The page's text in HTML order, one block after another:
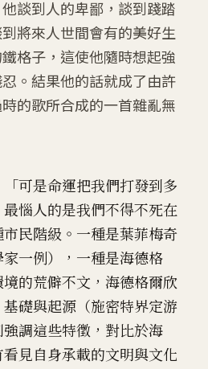
談到人的卑鄙，談到踐踏
將來人世間會有的美好生
格子，這使他隨時想起強
。結果他的話就成了由許
的歌所合成的一首雜亂無
可是命運把我們打發到多
惱人的是我們不得不死在
民階級。一種是葉菲梅奇
家一例），一種是海德格
的荒僻不文，海德格爾欣
礎與起源（施密特界定游
調這些特徵，對比於海
見自身承載的文明與文化